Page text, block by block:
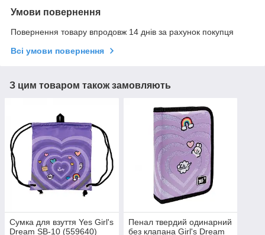
Умови повернення
Повернення товару впродовж 14 днів за рахунок покупця
Всі умови повернення
З цим товаром також замовляють
Сумка для взуття Yes Girl's
Dream SB-10 (559640)
Пенал твердий одинарний
без клапана Girl's Dream